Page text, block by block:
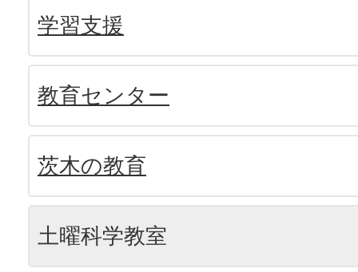
学習支援
教育センター
茨木の教育
土曜科学教室